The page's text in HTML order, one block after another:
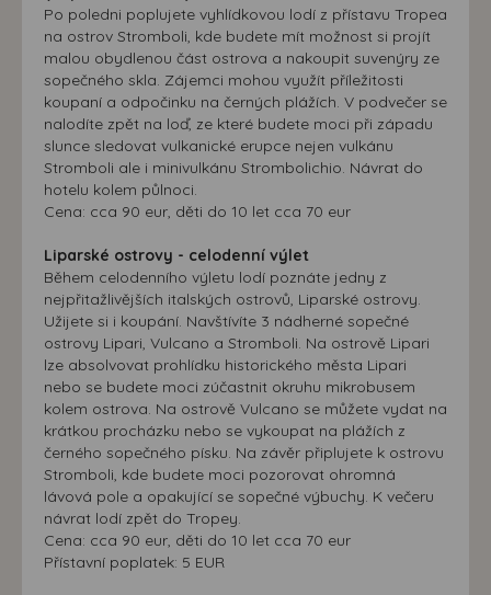
Po poledni poplujete vyhlídkovou lodí z přístavu Tropea
na ostrov Stromboli, kde budete mít možnost si projít
malou obydlenou část ostrova a nakoupit suvenýry ze
sopečného skla. Zájemci mohou využít příležitosti
koupaní a odpočinku na černých plážích. V podvečer se
nalodíte zpět na loď, ze které budete moci při západu
slunce sledovat vulkanické erupce nejen vulkánu
Stromboli ale i minivulkánu Strombolichio. Návrat do
hotelu kolem půlnoci.
Cena: cca 90 eur, děti do 10 let cca 70 eur
Liparské ostrovy - celodenní výlet
Během celodenního výletu lodí poznáte jedny z
nejpřitažlivějších italských ostrovů, Liparské ostrovy.
Užijete si i koupání. Navštívíte 3 nádherné sopečné
ostrovy Lipari, Vulcano a Stromboli. Na ostrově Lipari
lze absolvovat prohlídku historického města Lipari
nebo se budete moci zúčastnit okruhu mikrobusem
kolem ostrova. Na ostrově Vulcano se můžete vydat na
krátkou procházku nebo se vykoupat na plážích z
černého sopečného písku. Na závěr připlujete k ostrovu
Stromboli, kde budete moci pozorovat ohromná
lávová pole a opakující se sopečné výbuchy. K večeru
návrat lodí zpět do Tropey.
Cena: cca 90 eur, děti do 10 let cca 70 eur
Přístavní poplatek: 5 EUR